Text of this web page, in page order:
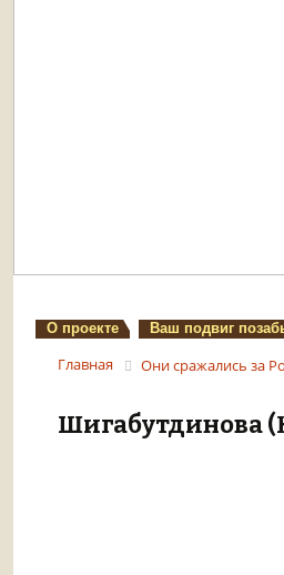
О проекте Ваш подвиг
Главная Они сражались за
Шигабутдинова